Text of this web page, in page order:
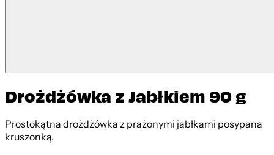
Drożdżówka z Jabłkiem 90 g
Prostokątna drożdżówka z prażonymi jabłkami posypana
kruszonką.